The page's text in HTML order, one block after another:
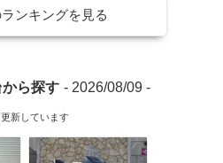
ンキングを見る
から探す - 2026/08/09 -
新しています